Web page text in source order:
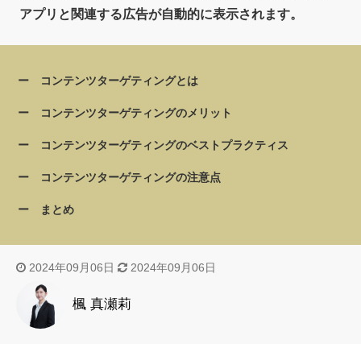
アプリと関連する広告が自動的に表示されます。
コンテンツターゲティングとは
コンテンツターゲティングのメリット
コンテンツターゲティングのベストプラクティス
コンテンツターゲティングの注意点
まとめ
2024年09月06日 2024年09月06日
楓 真瀬莉